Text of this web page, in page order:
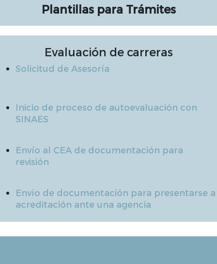
Plantillas para Trámites
Evaluación de carreras
Solicitud de Asesoría
Inicio de proceso de autoevaluación con
SINAES
Envío al CEA de documentación para
revisión
Envío de documentación para presentarse a
acreditación ante una agencia